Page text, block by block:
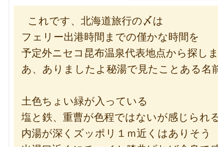
これです、北海道旅行の〆は
フェリー出港時間までの僅かな時間を
予定外ニセコ昆布温泉代表地点から探し
あ、ありましたよ秘湯で見たことある名
土色ちょい緑が入っている
塩と鉄、重曹が色程ではないが感じられ
内湯が深くズッポリ１ｍ近くはありそう